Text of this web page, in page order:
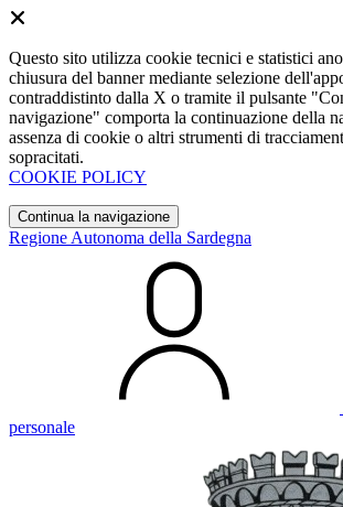
Questo sito utilizza cookie tecnici e statistici
chiusura del banner mediante selezione
contraddistinto dalla X o tramite il pulsante
navigazione" comporta la continuazione della
assenza di cookie o altri strumenti di
sopracitati.
COOKIE POLICY
Continua la navigazione
Regione Autonoma della Sardegna
personale